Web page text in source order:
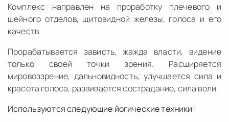
Комплекс направлен на проработку плечевого и
шейного отделов, щитовидной железы, голоса и его
качеств.
Прорабатывается зависть, жажда власти, видение
только своей точки зрения. Расширяется
мировоззрение, дальновидность, улучшается сила и
красота голоса, развивается сострадание, сила воли.
Используются следующие йогические техники: